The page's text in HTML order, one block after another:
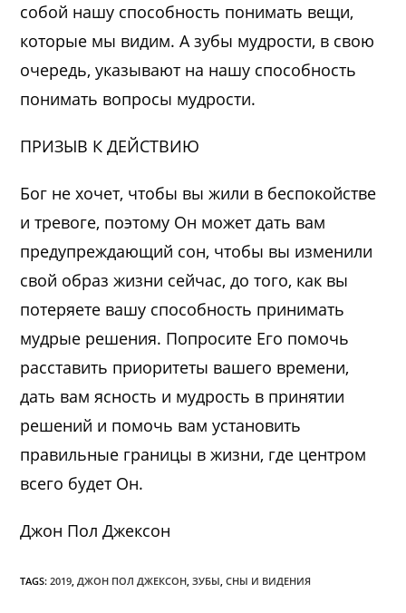
собой нашу способность понимать вещи,
которые мы видим. А зубы мудрости, в свою
очередь, указывают на нашу способность
понимать вопросы мудрости.
ПРИЗЫВ К ДЕЙСТВИЮ
Бог не хочет, чтобы вы жили в беспокойстве
и тревоге, поэтому Он может дать вам
предупреждающий сон, чтобы вы изменили
свой образ жизни сейчас, до того, как вы
потеряете вашу способность принимать
мудрые решения. Попросите Его помочь
расставить приоритеты вашего времени,
дать вам ясность и мудрость в принятии
решений и помочь вам установить
правильные границы в жизни, где центром
всего будет Он.
Джон Пол Джексон
TAGS:2019, ДЖОН ПОЛ ДЖЕКСОН, ЗУБЫ, СНЫ И ВИДЕНИЯ